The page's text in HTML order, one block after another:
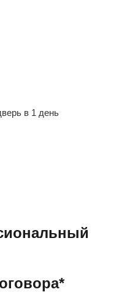
в 1 день